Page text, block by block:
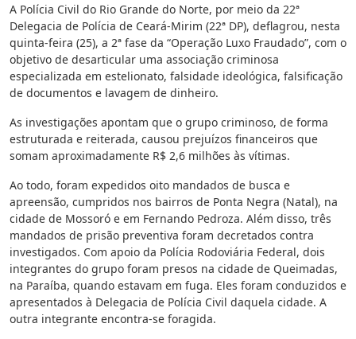
A Polícia Civil do Rio Grande do Norte, por meio da 22ª
Delegacia de Polícia de Ceará-Mirim (22ª DP), deflagrou, nesta
quinta-feira (25), a 2ª fase da “Operação Luxo Fraudado”, com o
objetivo de desarticular uma associação criminosa
especializada em estelionato, falsidade ideológica, falsificação
de documentos e lavagem de dinheiro.
As investigações apontam que o grupo criminoso, de forma
estruturada e reiterada, causou prejuízos financeiros que
somam aproximadamente R$ 2,6 milhões às vítimas.
Ao todo, foram expedidos oito mandados de busca e
apreensão, cumpridos nos bairros de Ponta Negra (Natal), na
cidade de Mossoró e em Fernando Pedroza. Além disso, três
mandados de prisão preventiva foram decretados contra
investigados. Com apoio da Polícia Rodoviária Federal, dois
integrantes do grupo foram presos na cidade de Queimadas,
na Paraíba, quando estavam em fuga. Eles foram conduzidos e
apresentados à Delegacia de Polícia Civil daquela cidade. A
outra integrante encontra-se foragida.